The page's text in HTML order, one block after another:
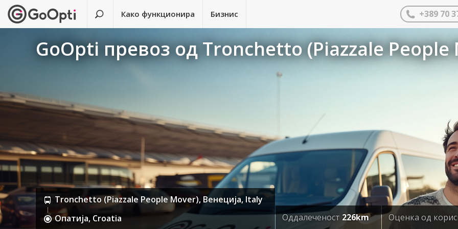
Како функционира Бизнис +389 70
GoOpti превоз од Tronchetto (Piazzale People
Tronchetto (Piazzale People Mover), Венеција, Italy
Опатија, Croatia
Оддалеченост 226km Оценка од